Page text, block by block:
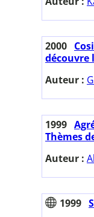
2000
découvre
Auteur :
1999
Thèmes
Auteur :
1999